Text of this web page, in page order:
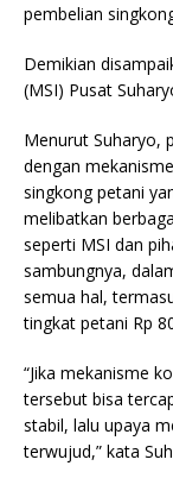
pembelian
Demikian
(MSI) Pusat
Menurut Suharyo,
dengan
singkong petani
melibatkan
seperti MSI dan
sambungnya,
semua hal,
tingkat petani Rp
“Jika mekanisme
tersebut bisa
stabil, lalu upaya
terwujud,” kata